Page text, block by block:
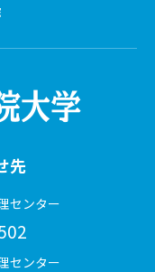
先
センター
センター